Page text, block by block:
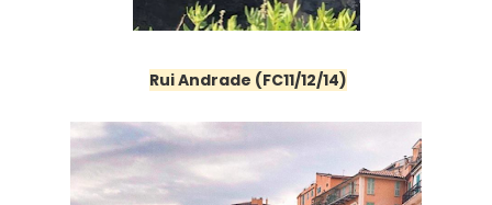
Rui Andrade (FC11/12/14)